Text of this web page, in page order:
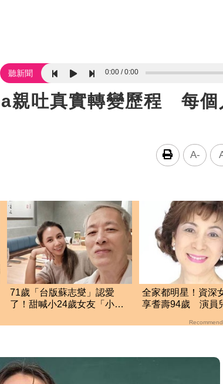
聽新聞 0:00 0:00
親吐真實轉變歷程 每個
A-
71歲「台版蘇志燮」認愛
了！甜喊小24歲女友「小寶
全家都明星！資深
享耆壽94歲 演員